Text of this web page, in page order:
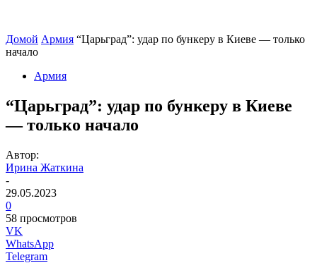
Домой Армия “Царьград”: удар по бункеру в Киеве — только
начало
Армия
“Царьград”: удар по бункеру в Киеве
— только начало
Автор:
Ирина Жаткина
-
29.05.2023
0
58 просмотров
VK
WhatsApp
Telegram